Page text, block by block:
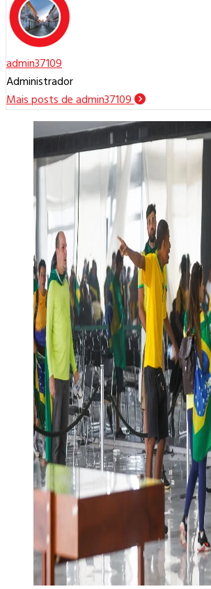
admin37109
Administrador
Mais posts de admin37109